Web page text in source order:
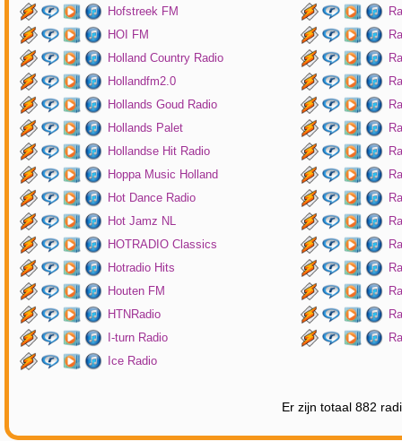
Hofstreek FM
HOI FM
Holland Country Radio
Hollandfm2.0
Hollands Goud Radio
Hollands Palet
Hollandse Hit Radio
Hoppa Music Holland
Hot Dance Radio
Hot Jamz NL
HOTRADIO Classics
Hotradio Hits
Houten FM
HTNRadio
I-turn Radio
Ice Radio
Er zijn totaal 882